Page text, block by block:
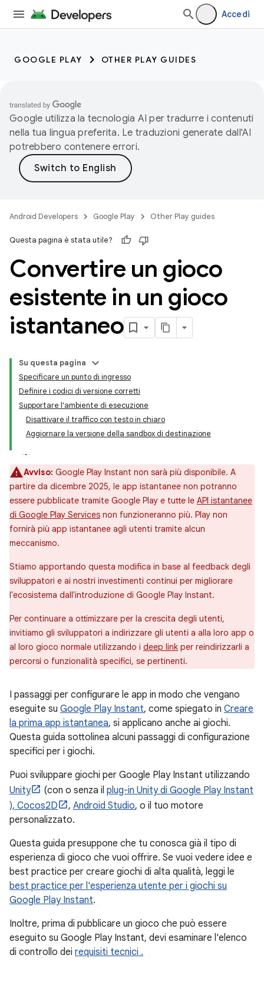
Accedi
GOOGLE PLAY OTHER PLAY GUIDES
Google utilizza la tecnologia AI per tradurre i contenuti
nella tua lingua preferita. Le traduzioni generate dall'AI
potrebbero contenere errori.
Android Developers Google Play Other Play guides
Questa pagina è stata utile?
Convertire un gioco
esistente in un gioco
istantaneo
Su questa pagina
Specificare un punto di ingresso
Definire i codici di versione corretti
Supportare l'ambiente di esecuzione
Disattivare il traffico con testo in chiaro
Aggiornare la versione della sandbox di destinazione
Avviso: Google Play Instant non sarà più disponibile. A
partire da dicembre 2025, le app istantanee non potranno
essere pubblicate tramite Google Play e tutte le API istantanee
di Google Play Services non funzioneranno più. Play non
fornirà più app istantanee agli utenti tramite alcun
meccanismo.
Stiamo apportando questa modifica in base al feedback degli
sviluppatori e ai nostri investimenti continui per migliorare
l'ecosistema dall'introduzione di Google Play Instant.
Per continuare a ottimizzare per la crescita degli utenti,
invitiamo gli sviluppatori a indirizzare gli utenti a alla loro app o
al loro gioco normale utilizzando i deep link per reindirizzarli a
percorsi o funzionalità specifici, se pertinenti.
I passaggi per configurare le app in modo che vengano
eseguite su Google Play Instant, come spiegato in Creare
la prima app istantanea, si applicano anche ai giochi.
Questa guida sottolinea alcuni passaggi di configurazione
specifici per i giochi.
Puoi sviluppare giochi per Google Play Instant utilizzando
Unity
(con o senza il plug-in Unity di Google Play Instant
), Cocos2D , Android Studio, o il tuo motore
personalizzato.
Questa guida presuppone che tu conosca già il tipo di
esperienza di gioco che vuoi offrire. Se vuoi vedere idee e
best practice per creare giochi di alta qualità, leggi le
best practice per l'esperienza utente per i giochi su
Google Play Instant.
Inoltre, prima di pubblicare un gioco che può essere
eseguito su Google Play Instant, devi esaminare l'elenco
di controllo dei requisiti tecnici .